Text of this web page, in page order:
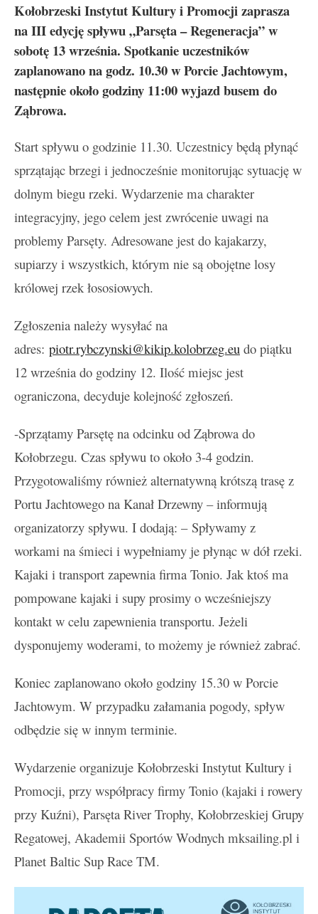
Kołobrzeski Instytut Kultury i Promocji zaprasza
na III edycję spływu „Parsęta – Regeneracja” w
sobotę 13 września. Spotkanie uczestników
zaplanowano na godz. 10.30 w Porcie Jachtowym,
następnie około godziny 11:00 wyjazd busem do
Ząbrowa.
Start spływu o godzinie 11.30. Uczestnicy będą płynąć
sprzątając brzegi i jednocześnie monitorując sytuację w
dolnym biegu rzeki. Wydarzenie ma charakter
integracyjny, jego celem jest zwrócenie uwagi na
problemy Parsęty. Adresowane jest do kajakarzy,
supiarzy i wszystkich, którym nie są obojętne losy
królowej rzek łososiowych.
Zgłoszenia należy wysyłać na
adres: piotr.rybczynski@kikip.kolobrzeg.eu do piątku
12 września do godziny 12. Ilość miejsc jest
ograniczona, decyduje kolejność zgłoszeń.
-Sprzątamy Parsętę na odcinku od Ząbrowa do
Kołobrzegu. Czas spływu to około 3-4 godzin.
Przygotowaliśmy również alternatywną krótszą trasę z
Portu Jachtowego na Kanał Drzewny – informują
organizatorzy spływu. I dodają: – Spływamy z
workami na śmieci i wypełniamy je płynąc w dół rzeki.
Kajaki i transport zapewnia firma Tonio. Jak ktoś ma
pompowane kajaki i supy prosimy o wcześniejszy
kontakt w celu zapewnienia transportu. Jeżeli
dysponujemy woderami, to możemy je również zabrać.
Koniec zaplanowano około godziny 15.30 w Porcie
Jachtowym. W przypadku załamania pogody, spływ
odbędzie się w innym terminie.
Wydarzenie organizuje Kołobrzeski Instytut Kultury i
Promocji, przy współpracy firmy Tonio (kajaki i rowery
przy Kuźni), Parsęta River Trophy, Kołobrzeskiej Grupy
Regatowej, Akademii Sportów Wodnych mksailing.pl i
Planet Baltic Sup Race TM.